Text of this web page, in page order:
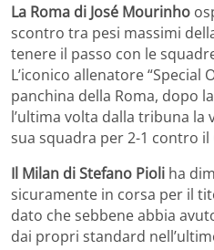
La Roma di José Mourinho
scontro tra pesi massimi
tenere il passo con le
L’iconico allenatore “Special
panchina della Roma, dopo
l’ultima volta dalla tribuna
sua squadra per 2-1 contro il
Il Milan di Stefano Pioli ha
sicuramente in corsa per il
dato che sebbene abbia
dai propri standard